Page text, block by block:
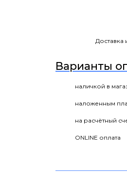
Доставка
Варианты
наличкой в
наложенным
на расчётный
ONLINE оплата